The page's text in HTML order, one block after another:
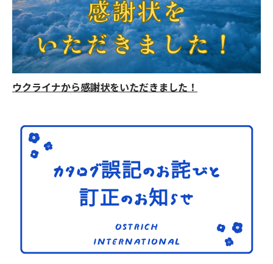
ウクライナから感謝状をいただきました！